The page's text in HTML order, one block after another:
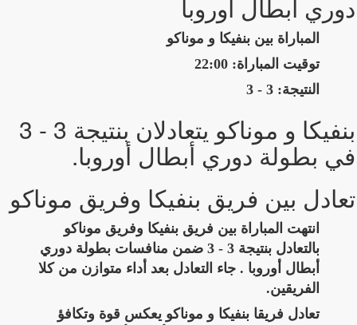
دوري أبطال أوروبا
المباراة بين بنفيكا و موناكو
توقيت المباراة: 22:00
النتيجة: 3 - 3
بنفيكا و موناكو يتعادلان بنتيجة 3 - 3
في بطولة دوري أبطال أوروبا.
تعادل بين فريق بنفيكا وفريق موناكو
انتهت المباراة بين فريق بنفيكا وفريق موناكو
بالتعادل بنتيجة 3 - 3 ضمن منافسات بطولة دوري
أبطال أوروبا . جاء التعادل بعد أداء متوازن من كلا
الفريقين.
تعادل فريقا بنفيكا و موناكو يعكس قوة وتكافؤ